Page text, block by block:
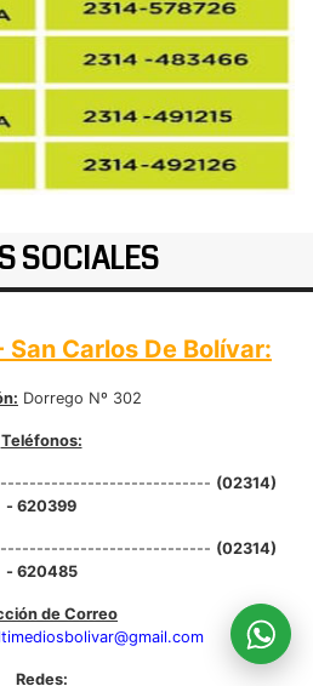
SOCIALES
San Carlos De Bolívar:
Dorrego Nº 302
Teléfonos:
(02314)
- 620399
(02314)
- 620485
de Correo
Redes: